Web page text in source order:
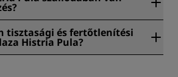
tisztasági és fertőtlenítési
Histria Pula?